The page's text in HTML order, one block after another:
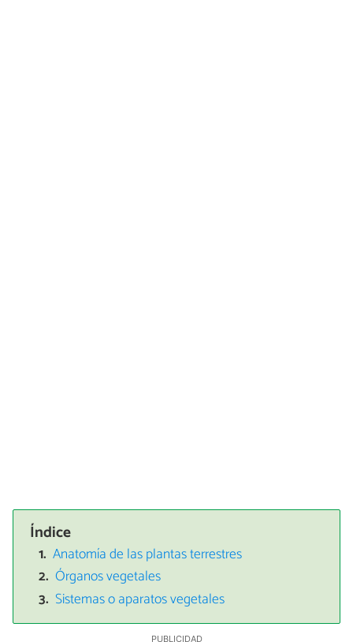
Índice
Anatomía de las plantas terrestres
Órganos vegetales
Sistemas o aparatos vegetales